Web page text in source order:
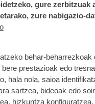
gure zerbitzuak
zure nabigazio-
behar-beharrezkoak
prestazioak edo
hala nola, saioa
sartzea, bideoak edo
hizkuntza